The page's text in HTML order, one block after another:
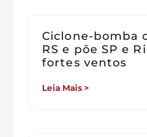
Ciclone-bomba
RS e põe SP e
fortes ventos
Leia Mais >